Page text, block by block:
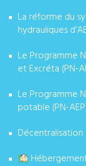
La réforme du
hydrauliques
Le Programme
et Excréta (PN-
Le Programme
potable (PN-
Décentralisation